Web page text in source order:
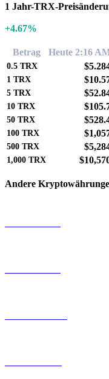
1 Jahr-TRX-
+4.67%
Betrag Heute 2:16
0.5 TRX
1 TRX
5 TRX
10 TRX
50 TRX
100 TRX
500 TRX
1,000 TRX
Andere